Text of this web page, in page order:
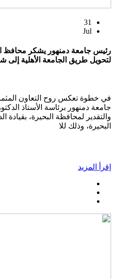
31
Jul
رئيس جامعة دمنهور يشكر محافظ
لتحويل طريق الجامعة الأهلية إلى
في خطوة تعكس روح التعاون
جامعة دمنهور برئاسة الأستاذ
والتقدير لمحافظة البحيرة، بقيادة
البحيرة، وذلك للا
إقرأ المزيد